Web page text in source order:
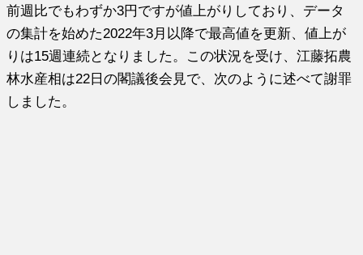
前週比でもわずか3円ですが値上がりしており、データ
の集計を始めた2022年3月以降で最高値を更新、値上が
りは15週連続となりました。この状況を受け、江藤拓農
林水産相は22日の閣議後会見で、次のように述べて謝罪
しました。